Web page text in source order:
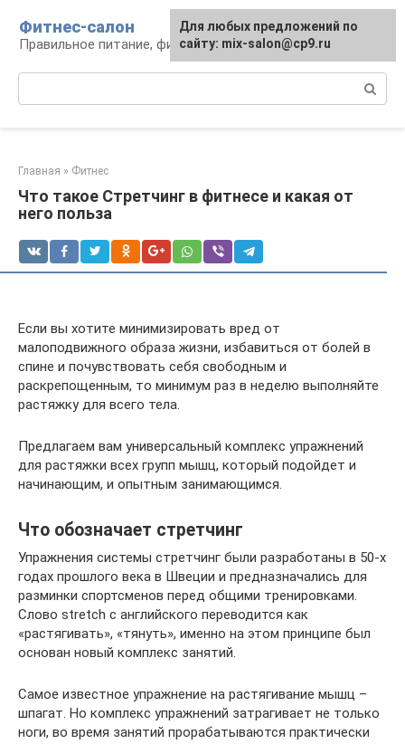
контенту
Фитнес-салон
Правильное питание, фитнес, образ жизни
Главная » Фитнес
Что такое Стретчинг в фитнесе и какая от
него польза
Если вы хотите минимизировать вред от
малоподвижного образа жизни, избавиться от болей в
спине и почувствовать себя свободным и
раскрепощенным, то минимум раз в неделю выполняйте
растяжку для всего тела.
Предлагаем вам универсальный комплекс упражнений
для растяжки всех групп мышц, который подойдет и
начинающим, и опытным занимающимся.
Что обозначает стретчинг
Упражнения системы стретчинг были разработаны в 50-х
годах прошлого века в Швеции и предназначались для
разминки спортсменов перед общими тренировками.
Слово stretch с английского переводится как
«растягивать», «тянуть», именно на этом принципе был
основан новый комплекс занятий.
Самое известное упражнение на растягивание мышц –
шпагат. Но комплекс упражнений затрагивает не только
ноги, во время занятий прорабатываются практически
Для любых предложений по
сайту: mix-salon@cp9.ru